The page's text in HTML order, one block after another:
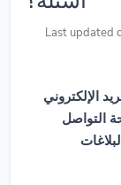
Last updated
الإلكتروني
التواصل